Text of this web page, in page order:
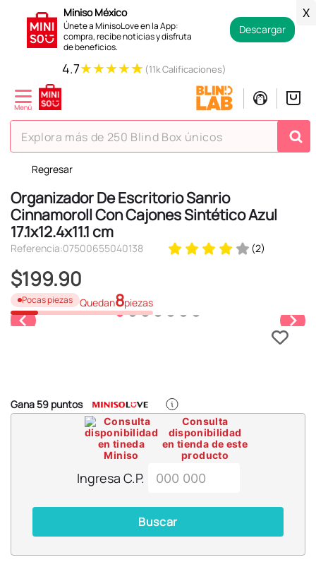
Miniso México
Únete a MinisoLove en la App:
compra, recibe noticias y disfruta
de beneficios.
Descargar
X
4.7★★★★★ (11k Calificaciones)
Explora más de 250 Blind Box únicos
Regresar
Organizador De Escritorio Sanrio
Cinnamoroll Con Cajones Sintético Azul
17.1x12.4x11.1 cm
Referencia:07500655040138 (2)
$199.90
Pocas piezas Quedan8piezas
Gana59 puntos
Consulta
disponibilidad
en tienda de este
producto
Ingresa C.P.
Buscar
TÉRMINOS MÁS BUSCADOS
1.
hello kitty
2.
spiderman
3.
peluche
4.
osito cariñosito
5.
llaveros
6.
cosmetiquera